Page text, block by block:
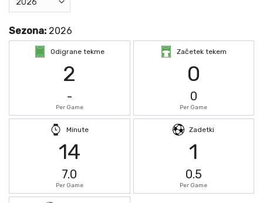
Sezona: 2026
Odigrane tekme
2
-
Per Game
Začetek tekem
0
0
Per Game
Minute
14
7.0
Per Game
Zadetki
1
0.5
Per Game